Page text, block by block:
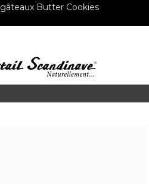
gâteaux Butter Cookies